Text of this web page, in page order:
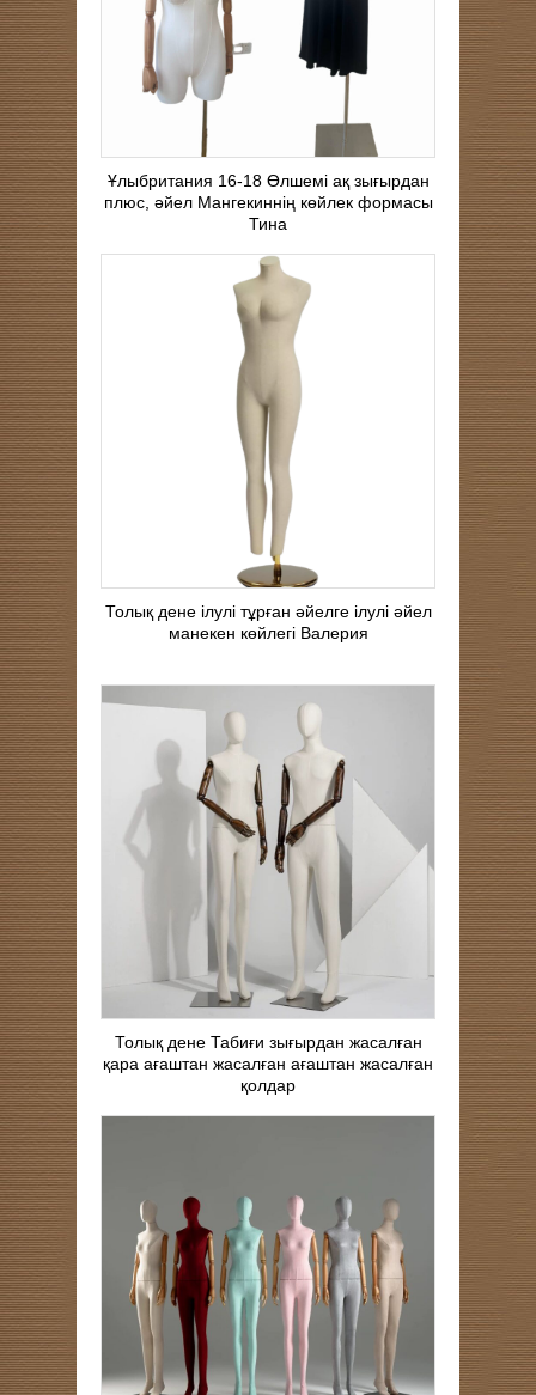
Ұлыбритания 16-18 Өлшемі ақ зығырдан
плюс, әйел Мангекиннің көйлек формасы
Тина
Толық дене ілулі тұрған әйелге ілулі әйел
манекен көйлегі Валерия
Толық дене Табиғи зығырдан жасалған
қара ағаштан жасалған ағаштан жасалған
қолдар